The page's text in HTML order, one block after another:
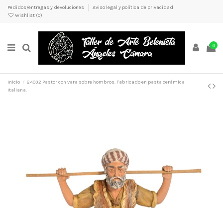
Pedidos/entregas y devoluciones
Aviso legal y política de privacidad
Wishlist (0)
0
Inicio
24032 Pastor con vara sobre hombros. Fabricado en pasta cerámica
Italiana.